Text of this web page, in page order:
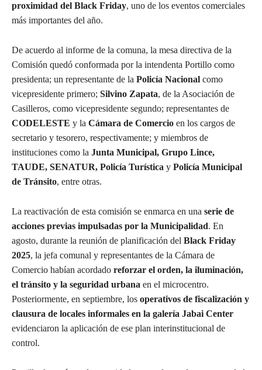
proximidad del Black Friday, uno de los eventos comerciales
más importantes del año.
De acuerdo al informe de la comuna, la mesa directiva de la
Comisión quedó conformada por la intendenta Portillo como
presidenta; un representante de la Policía Nacional como
vicepresidente primero; Silvino Zapata, de la Asociación de
Casilleros, como vicepresidente segundo; representantes de
CODELESTE y la Cámara de Comercio en los cargos de
secretario y tesorero, respectivamente; y miembros de
instituciones como la Junta Municipal, Grupo Lince,
TAUDE, SENATUR, Policía Turística y Policía Municipal
de Tránsito, entre otras.
La reactivación de esta comisión se enmarca en una serie de
acciones previas impulsadas por la Municipalidad. En
agosto, durante la reunión de planificación del Black Friday
2025, la jefa comunal y representantes de la Cámara de
Comercio habían acordado reforzar el orden, la iluminación,
el tránsito y la seguridad urbana en el microcentro.
Posteriormente, en septiembre, los operativos de fiscalización y
clausura de locales informales en la galería Jabai Center
evidenciaron la aplicación de ese plan interinstitucional de
control.